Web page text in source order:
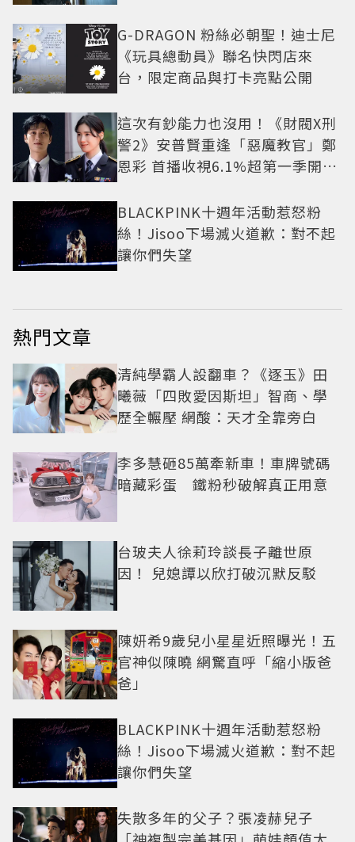
G-DRAGON 粉絲必朝聖！迪士尼
《玩具總動員》聯名快閃店來
台，限定商品與打卡亮點公開
這次有鈔能力也沒用！《財閥X刑
警2》安普賢重逢「惡魔教官」鄭
恩彩 首播收視6.1%超第一季開紅
BLACKPINK十週年活動惹怒粉
絲！Jisoo下場滅火道歉：對不起
讓你們失望
熱門文章
清純學霸人設翻車？《逐玉》田
曦薇「四敗愛因斯坦」智商、學
歷全輾壓 網酸：天才全靠旁白
李多慧砸85萬牽新車！車牌號碼
暗藏彩蛋 鐵粉秒破解真正用意
台玻夫人徐莉玲談長子離世原
因！ 兒媳譚以欣打破沉默反駁
陳妍希9歲兒小星星近照曝光！五
官神似陳曉 網驚直呼「縮小版爸
爸」
BLACKPINK十週年活動惹怒粉
絲！Jisoo下場滅火道歉：對不起
讓你們失望
失散多年的父子？張凌赫兒子